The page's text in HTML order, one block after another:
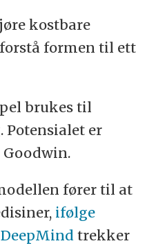
kostbare
formen til ett
brukes til
er
fører til at
ifølge
trekker